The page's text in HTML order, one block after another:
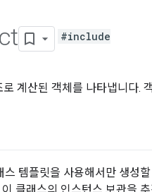
#include
계산된 객체를 나타냅니다.
스 템플릿을 사용해서만 생성